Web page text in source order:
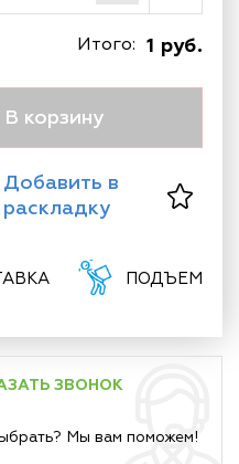
1 руб.
Итого:
В корзину
Добавить в
раскладку
ПОДЪЕМ
ЗВОНОК
Мы вам поможем!